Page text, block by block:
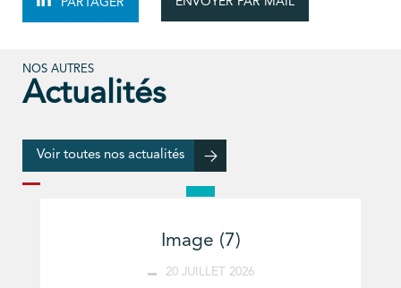
NOS AUTRES
Actualités
Voir toutes nos actualités
Image (7)
20 JUILLET 2026